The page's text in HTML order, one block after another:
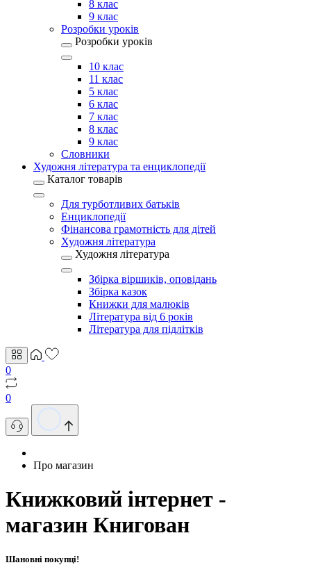
8 клас
9 клас
Розробки уроків
Розробки уроків
10 клас
11 клас
5 клас
6 клас
7 клас
8 клас
9 клас
Словники
Художня література та енциклопедії
Каталог товарів
Для турботливих батьків
Енциклопедії
Фінансова грамотність для дітей
Художня література
Художня література
Збірка віршиків, оповідань
Збірка казок
Книжки для малюків
Література від 6 років
Література для підлітків
0
0
Про магазин
Книжковий інтернет -
магазин Книгован
Шановні покупці!